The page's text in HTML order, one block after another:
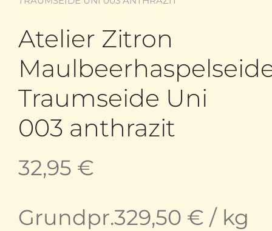
Atelier Zitron
Traumseide Uni
003 anthrazit
32,95 €
Grundpr.329,50 € / kg